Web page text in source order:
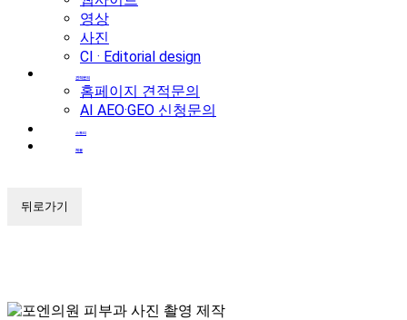
영상
사진
CI · Editorial design
견적문의
홈페이지 견적문의
AI AEO·GEO 신청문의
스토리
채용
뒤로가기